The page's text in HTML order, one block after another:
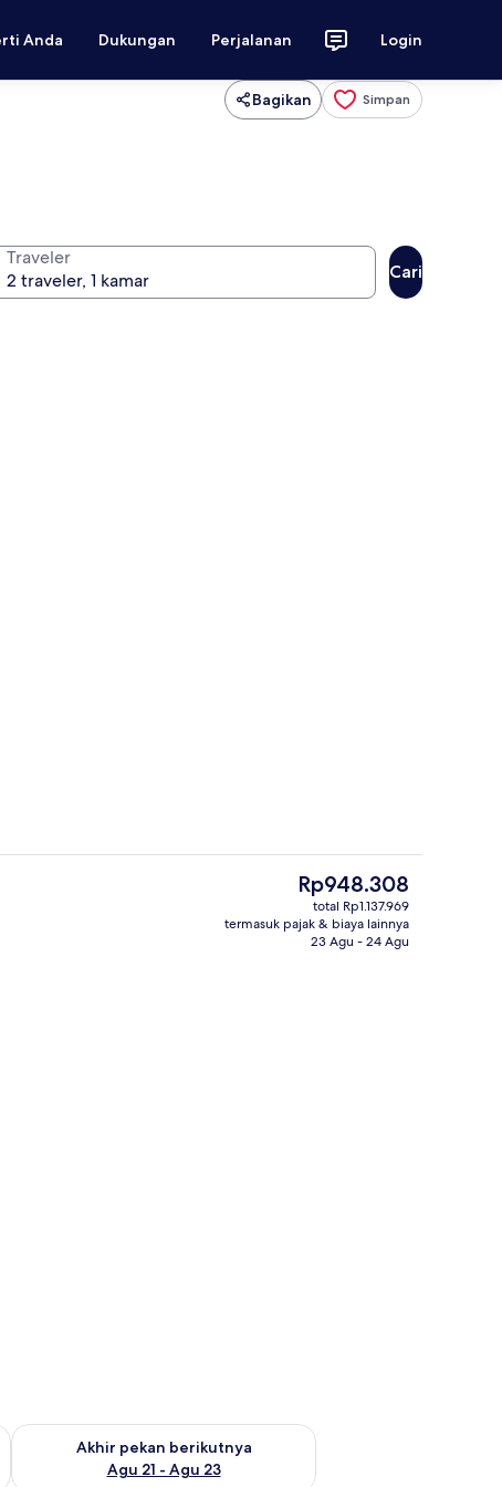
Anda Dukungan Perjalanan Login
Bagikan Simpan
Traveler
Cari
Tangga
Harga
saat
ini
Rp948.308
Rp948.308
total Rp1.137.969
termasuk pajak & biaya lainnya
23 Agu - 24 Agu
ini Agu 14 - Agu 16
Akhir pekan berikutnya
Agu 21 - Agu 23
Periksa ketersediaan untuk akhir pekan berikutnya Agu 21 -